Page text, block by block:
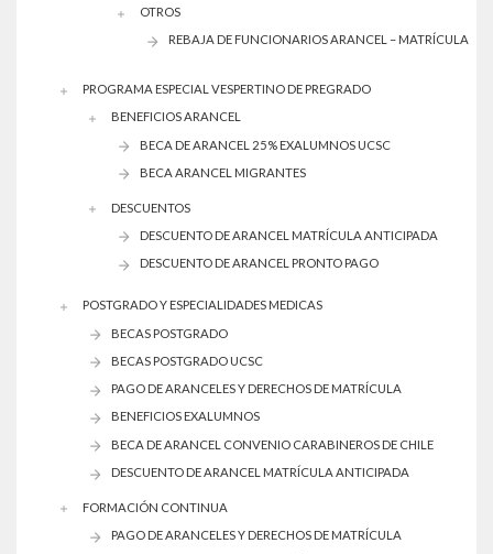
OTROS
REBAJA DE FUNCIONARIOS ARANCEL – MATRÍCULA
PROGRAMA ESPECIAL VESPERTINO DE PREGRADO
BENEFICIOS ARANCEL
BECA DE ARANCEL 25% EXALUMNOS UCSC
BECA ARANCEL MIGRANTES
DESCUENTOS
DESCUENTO DE ARANCEL MATRÍCULA ANTICIPADA
DESCUENTO DE ARANCEL PRONTO PAGO
POSTGRADO Y ESPECIALIDADES MEDICAS
BECAS POSTGRADO
BECAS POSTGRADO UCSC
PAGO DE ARANCELES Y DERECHOS DE MATRÍCULA
BENEFICIOS EXALUMNOS
BECA DE ARANCEL CONVENIO CARABINEROS DE CHILE
DESCUENTO DE ARANCEL MATRÍCULA ANTICIPADA
FORMACIÓN CONTINUA
PAGO DE ARANCELES Y DERECHOS DE MATRÍCULA